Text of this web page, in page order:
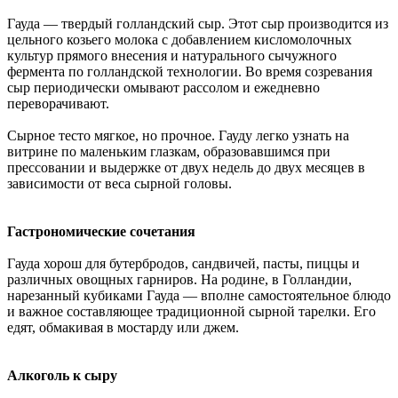
Гауда — твердый голландский сыр. Этот сыр производится из
цельного козьего молока с добавлением кисломолочных
культур прямого внесения и натурального сычужного
фермента по голландской технологии. Во время созревания
сыр периодически омывают рассолом и ежедневно
переворачивают.
Сырное тесто мягкое, но прочное. Гауду легко узнать на
витрине по маленьким глазкам, образовавшимся при
прессовании и выдержке от двух недель до двух месяцев в
зависимости от веса сырной головы.
Гастрономические сочетания
Гауда хорош для бутербродов, сандвичей, пасты, пиццы и
различных овощных гарниров. На родине, в Голландии,
нарезанный кубиками Гауда — вполне самостоятельное блюдо
и важное составляющее традиционной сырной тарелки. Его
едят, обмакивая в мостарду или джем.
Алкоголь к сыру